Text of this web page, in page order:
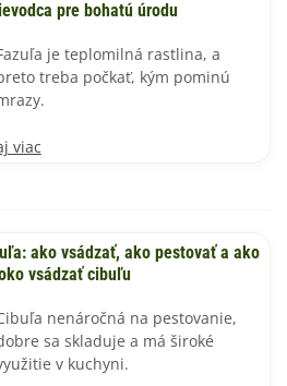
pre bohatú úrodu
je teplomilná rastlina, a
treba počkať, kým pominú
viac
ako vsádzať, ako pestovať a ako
vsádzať cibuľu
nenáročná na pestovanie,
sa skladuje a má široké
v kuchyni.